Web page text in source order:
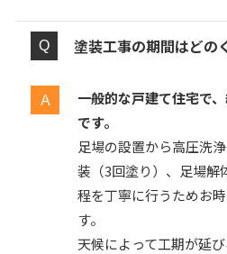
塗装工事の期間はどの
一般的な戸建て住宅で
です。
足場の設置から高圧洗
装（3回塗り）、足場解
程を丁寧に行うためお
す。
天候によって工期が延